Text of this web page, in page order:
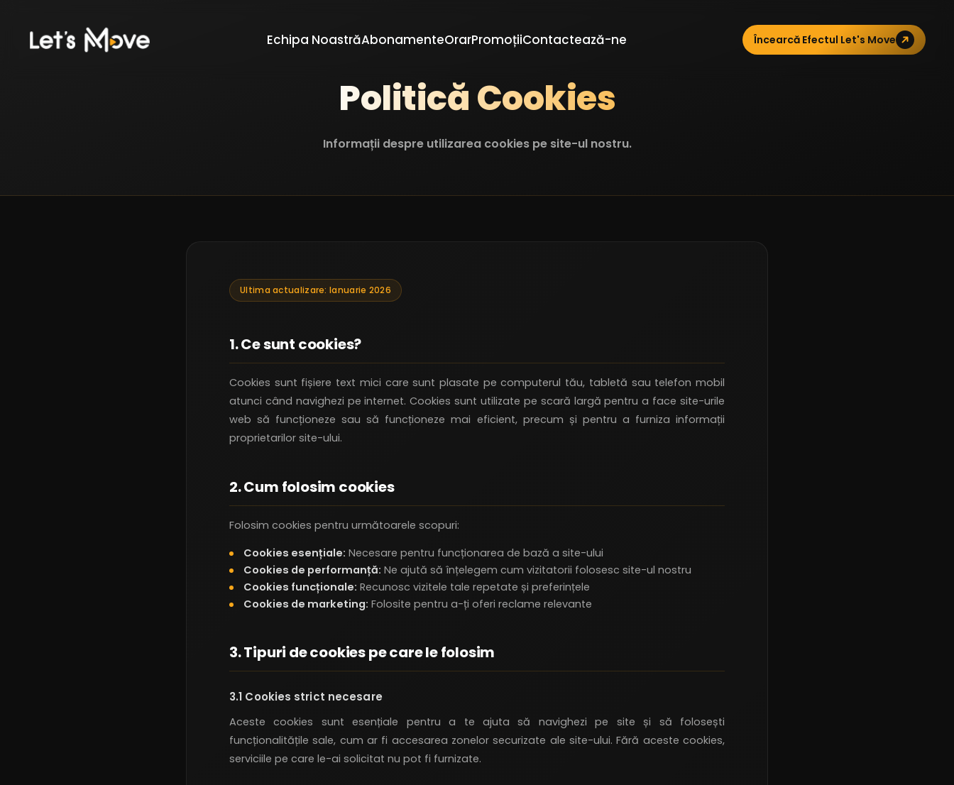
Echipa NoastrăAbonamenteOrarPromoțiiContactează-ne Încearcă Efectul Let's Move
Politică Cookies
Informații despre utilizarea cookies pe site-ul nostru.
Ultima actualizare: Ianuarie 2026
1. Ce sunt cookies?
Cookies sunt fișiere text mici care sunt plasate pe computerul tău, tabletă sau telefon mobil
atunci când navighezi pe internet. Cookies sunt utilizate pe scară largă pentru a face site-urile
web să funcționeze sau să funcționeze mai eficient, precum și pentru a furniza informații
proprietarilor site-ului.
2. Cum folosim cookies
Folosim cookies pentru următoarele scopuri:
Cookies esențiale: Necesare pentru funcționarea de bază a site-ului
Cookies de performanță: Ne ajută să înțelegem cum vizitatorii folosesc site-ul nostru
Cookies funcționale: Recunosc vizitele tale repetate și preferințele
Cookies de marketing: Folosite pentru a-ți oferi reclame relevante
3. Tipuri de cookies pe care le folosim
3.1 Cookies strict necesare
Aceste cookies sunt esențiale pentru a te ajuta să navighezi pe site și să folosești
funcționalitățile sale, cum ar fi accesarea zonelor securizate ale site-ului. Fără aceste cookies,
serviciile pe care le-ai solicitat nu pot fi furnizate.